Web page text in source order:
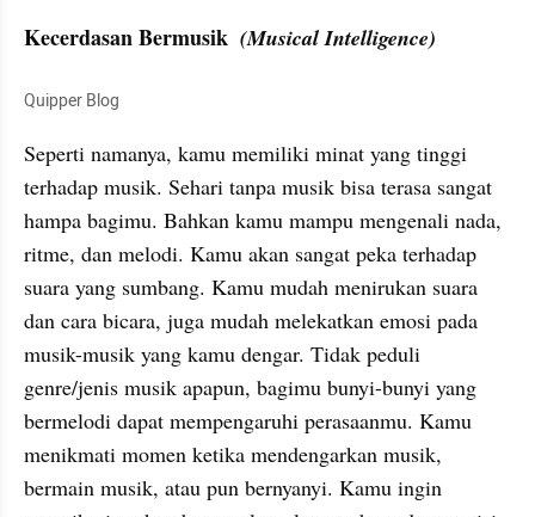
Kecerdasan Bermusik (Musical Intelligence)
Quipper Blog
Seperti namanya, kamu memiliki minat yang tinggi
terhadap musik. Sehari tanpa musik bisa terasa sangat
hampa bagimu. Bahkan kamu mampu mengenali nada,
ritme, dan melodi. Kamu akan sangat peka terhadap
suara yang sumbang. Kamu mudah menirukan suara
dan cara bicara, juga mudah melekatkan emosi pada
musik-musik yang kamu dengar. Tidak peduli
genre/jenis musik apapun, bagimu bunyi-bunyi yang
bermelodi dapat mempengaruhi perasaanmu. Kamu
menikmati momen ketika mendengarkan musik,
bermain musik, atau pun bernyanyi. Kamu ingin